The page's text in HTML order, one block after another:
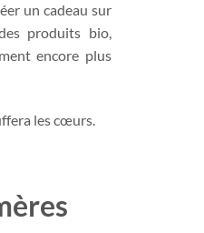
un cadeau sur
produits bio,
encore plus
les cœurs.